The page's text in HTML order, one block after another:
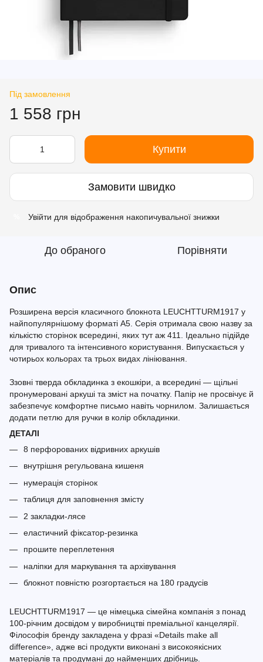
Під замовлення
1 558 грн
Купити
Замовити швидко
Увійти для відображення накопичувальної знижки
До обраного Порівняти
Опис
Розширена версія класичного блокнота LEUCHTTURM1917 у
найпопулярнішому форматі A5. Серія отримала свою назву за
кількістю сторінок всередині, яких тут аж 411. Ідеально підійде
для тривалого та інтенсивного користування. Випускається у
чотирьох кольорах та трьох видах лініювання.
Ззовні тверда обкладинка з екошкіри, а всередині — щільні
пронумеровані аркуші та зміст на початку. Папір не просвічує й
забезпечує комфортне письмо навіть чорнилом. Залишається
додати петлю для ручки в колір обкладинки.
ДЕТАЛІ
8 перфорованих відривних аркушів
внутрішня регульована кишеня
нумерація сторінок
таблиця для заповнення змісту
2 закладки-лясе
еластичний фіксатор-резинка
прошите переплетення
наліпки для маркування та архівування
блокнот повністю розгортається на 180 градусів
LEUCHTTURM1917 — це німецька сімейна компанія з понад
100-річним досвідом у виробництві преміальної канцелярії.
Філософія бренду закладена у фразі «Details make all
difference», адже всі продукти виконані з високоякісних
матеріалів та продумані до найменших дрібниць.